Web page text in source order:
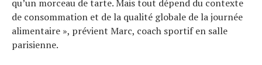
qu’un morceau de tarte. Mais tout dépend du contexte
de consommation et de la qualité globale de la journée
alimentaire », prévient Marc, coach sportif en salle
parisienne.